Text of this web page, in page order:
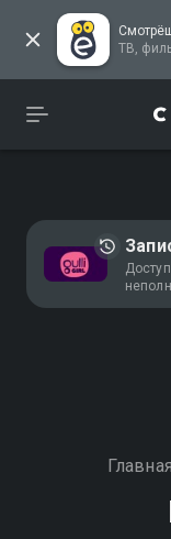
Главная